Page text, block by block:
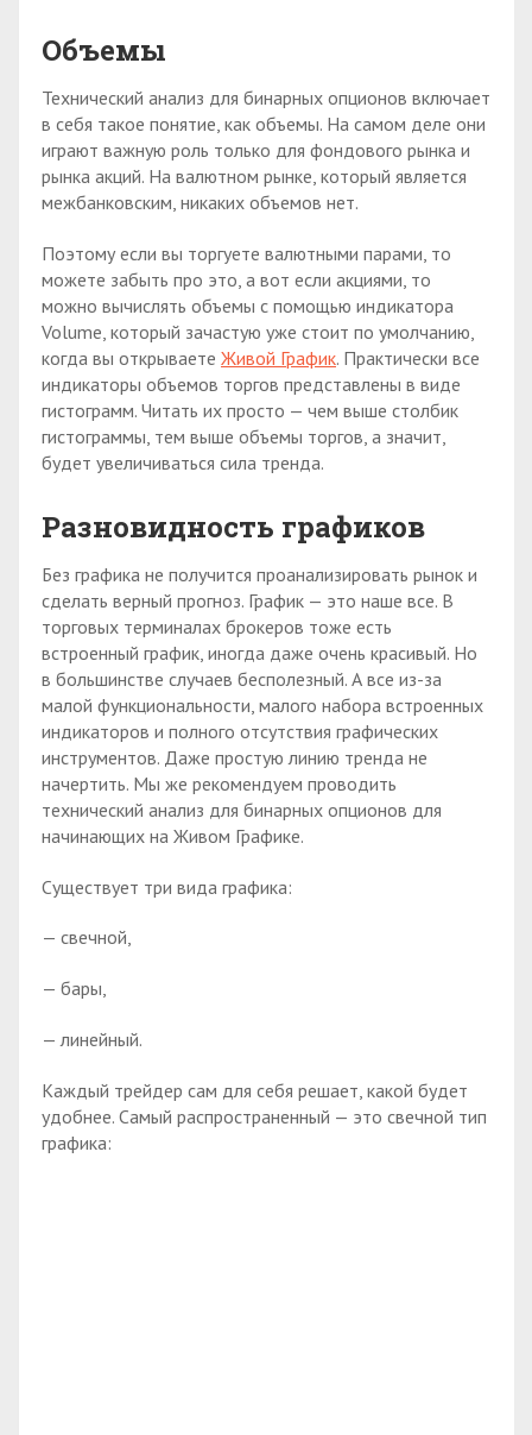
Объемы
Технический анализ для бинарных опционов включает
в себя такое понятие, как объемы. На самом деле они
играют важную роль только для фондового рынка и
рынка акций. На валютном рынке, который является
межбанковским, никаких объемов нет.
Поэтому если вы торгуете валютными парами, то
можете забыть про это, а вот если акциями, то
можно вычислять объемы с помощью индикатора
Volume, который зачастую уже стоит по умолчанию,
когда вы открываете Живой График. Практически все
индикаторы объемов торгов представлены в виде
гистограмм. Читать их просто — чем выше столбик
гистограммы, тем выше объемы торгов, а значит,
будет увеличиваться сила тренда.
Разновидность графиков
Без графика не получится проанализировать рынок и
сделать верный прогноз. График — это наше все. В
торговых терминалах брокеров тоже есть
встроенный график, иногда даже очень красивый. Но
в большинстве случаев бесполезный. А все из-за
малой функциональности, малого набора встроенных
индикаторов и полного отсутствия графических
инструментов. Даже простую линию тренда не
начертить. Мы же рекомендуем проводить
технический анализ для бинарных опционов для
начинающих на Живом Графике.
Существует три вида графика:
— свечной,
— бары,
— линейный.
Каждый трейдер сам для себя решает, какой будет
удобнее. Самый распространенный — это свечной тип
графика: